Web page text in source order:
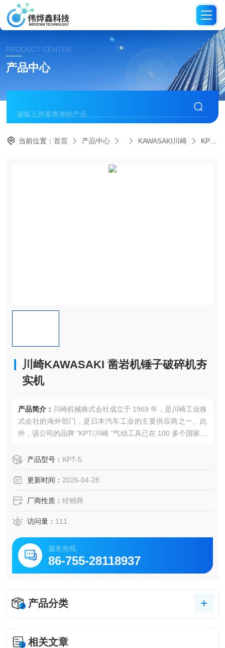
PRODUCT CENTER
产品中心
当前位置：首页 产品中心 KAWASAKI川崎 KPT-5川崎KAWASAKI 凿岩机锤子破碎机夯实机
川崎KAWASAKI 凿岩机锤子破碎机夯
实机
产品简介：
川崎机械株式会社成立于 1969 年，是川崎工业株
式会社的海外部门，是日本汽车工业的主要供应商之一。此
外，该公司的品牌 "KPT/川崎 "气动工具已在 100 多个国家获
产品型号： KPT-5
更新时间： 2026-04-28
厂商性质： 经销商
访问量： 111
服务热线
86-755-28118937
产品分类
相关文章